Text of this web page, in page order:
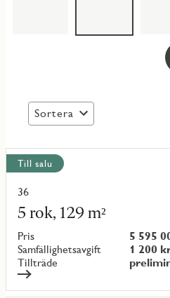
Sortera
Visa
alla
objekt
Till salu
36
5 rok, 129 m²
Pris
5 595
Samfällighetsavgift
1 200
Tillträde
Läs
mer
om
objekt
{objectNumber}